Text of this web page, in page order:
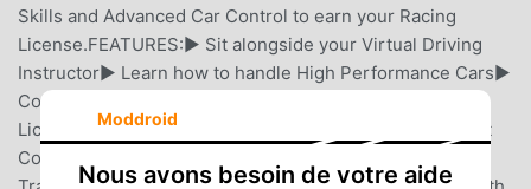
Skills and Advanced Car Control to earn your Racing
License.FEATURES:▶ Sit alongside your Virtual Driving
Instructor▶ Learn how to handle High Performance Cars▶
Complete 64 Driving Tests to earn your new Racing
License▶ Racing Lines, Apexes, Braking Points and Drift
Control Lessons▶ Get behind the wheel of 16 Awesome
Moddroid
Nous avons besoin de votre aide